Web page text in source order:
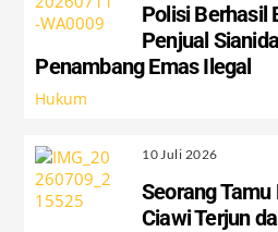
Polisi Berhasil
Penjual
Penambang Emas Ilegal
Hukum
10 Juli 2026
Seorang
Ciawi Terjun